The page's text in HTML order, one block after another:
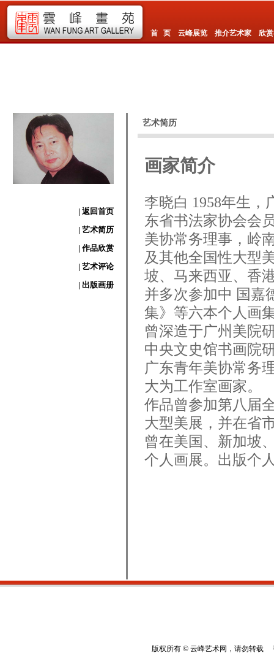
首 页 云峰展览 推介艺术家 欣
| 返回首页
| 艺术简历
| 作品欣赏
| 艺术评论
| 出版画册
艺术简历
画家简介
李晓白 1958年生，
东省书法家协会会
美协常务理事，岭
及其他全国性大型
坡、马来西亚、香
并多次参加中 国嘉
集》等六本个人画
曾深造于广州美院
中央文史馆书画院
广东青年美协常务
大为工作室画家。
作品曾参加第八届
大型美展，并在省
曾在美国、新加坡
个人画展。出版个
版权所有 © 云峰艺术网，请勿转载